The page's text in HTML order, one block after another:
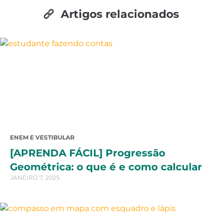
Artigos relacionados
ENEM E VESTIBULAR
[APRENDA FÁCIL] Progressão
Geométrica: o que é e como calcular
JANEIRO 7, 2025